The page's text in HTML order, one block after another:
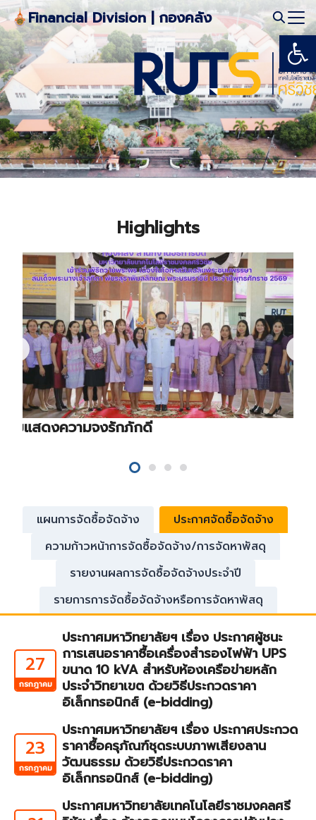
Skip
to
content
Financial Division | กองคลัง
Search
for:
Highlights
ร่วมแสดงความจงรักภักดี
แผนการจัดซื้อจัดจ้าง
ประกาศจัดซื้อจัดจ้าง
ความก้าวหน้าการจัดซื้อจัดจ้าง/การจัดหาพัสดุ
รายงานผลการจัดซื้อจัดจ้างประจำปี
รายการการจัดซื้อจัดจ้างหรือการจัดหาพัสดุ
27
กรกฎาคม
ประกาศมหาวิทยาลัยฯ เรื่อง ประกาศผู้ชนะ
การเสนอราคาซื้อเครื่องสำรองไฟฟ้า UPS
ขนาด 10 kVA สำหรับห้องเครือข่ายหลัก
ประจำวิทยาเขต ด้วยวิธีประกวดราคา
อิเล็กทรอนิกส์ (e-bidding)
23
กรกฎาคม
ประกาศมหาวิทยาลัยฯ เรื่อง ประกาศประกวด
ราคาซื้อครุภัณฑ์ชุดระบบภาพเสียงลาน
วัฒนธรรม ด้วยวิธีประกวดราคา
อิเล็กทรอนิกส์ (e-bidding)
ประกาศมหาวิทยาลัยเทคโนโลยีราชมงคลศรี